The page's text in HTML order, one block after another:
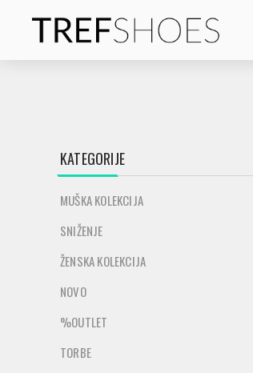
KATEGORIJE
MUŠKA KOLEKCIJA
SNIŽENJE
ŽENSKA KOLEKCIJA
NOVO
%OUTLET
TORBE